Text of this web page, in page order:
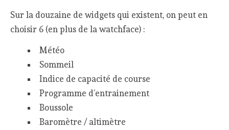
Sur la douzaine de widgets qui existent, on peut en
choisir 6 (en plus de la watchface) :
Météo
Sommeil
Indice de capacité de course
Programme d’entrainement
Boussole
Baromètre / altimètre